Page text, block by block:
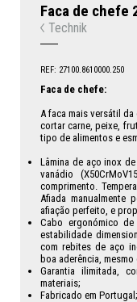
Faca de chefe
Technik
REF: 27100.8610000.250
Faca de chefe:
A faca mais versátil
cortar carne, peixe,
tipo de alimentos e
Lâmina de aço inox
vanádio
comprimento.
Afiada manualmente
afiação perfeito, e
Cabo ergonómico
estabilidade
com rebites de aço
boa aderência,
Garantia ilimitada,
materiais;
Fabricado em Portugal;